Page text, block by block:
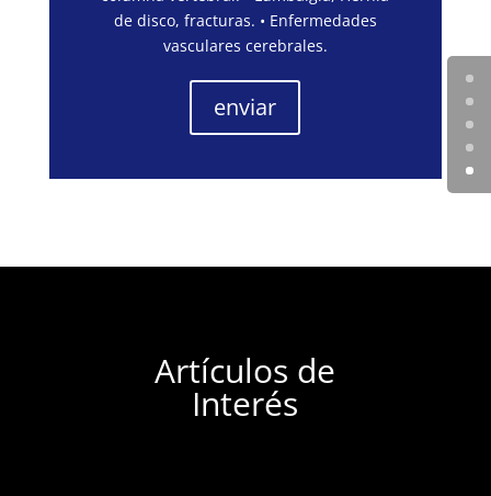
de disco, fracturas. • Enfermedades
vasculares cerebrales.
enviar
Artículos de
Interés